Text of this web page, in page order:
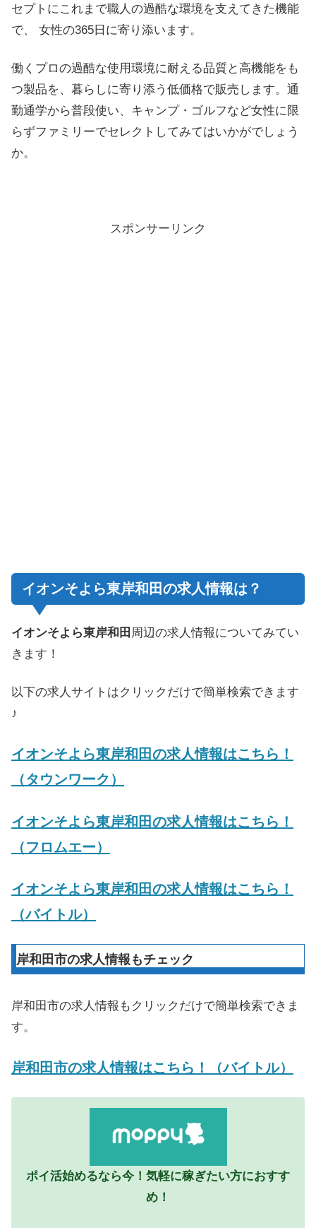
セプトにこれまで職人の過酷な環境を支えてきた機能
で、 女性の365日に寄り添います。
働くプロの過酷な使用環境に耐える品質と高機能をも
つ製品を、暮らしに寄り添う低価格で販売します。通
勤通学から普段使い、キャンプ・ゴルフなど女性に限
らずファミリーでセレクトしてみてはいかがでしょう
か。
スポンサーリンク
イオンそよら東岸和田の求人情報は？
イオンそよら東岸和田 周辺の求人情報についてみてい
きます！
以下の求人サイトはクリックだけで簡単検索できます
♪
イオンそよら東岸和田の求人情報はこちら！
（タウンワーク）
イオンそよら東岸和田の求人情報はこちら！
（フロムエー）
イオンそよら東岸和田の求人情報はこちら！
（バイトル）
岸和田市の求人情報もチェック
岸和田市の求人情報もクリックだけで簡単検索できま
す。
岸和田市の求人情報はこちら！（バイトル）
ポイ活始めるなら今！気軽に稼ぎたい方におすす
め！